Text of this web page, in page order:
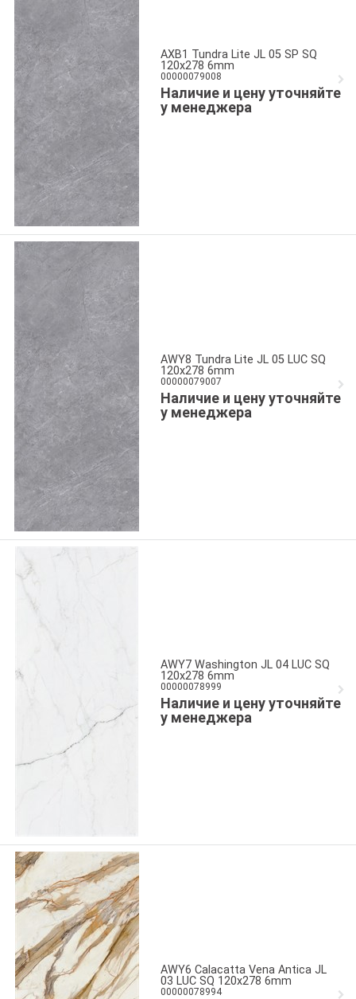
AXB1 Tundra Lite JL 05 SP SQ
120x278 6mm
00000079008
Наличие и цену уточняйте
у менеджера
AWY8 Tundra Lite JL 05 LUC SQ
120x278 6mm
00000079007
Наличие и цену уточняйте
у менеджера
AWY7 Washington JL 04 LUC SQ
120x278 6mm
00000078999
Наличие и цену уточняйте
у менеджера
AWY6 Calacatta Vena Antica JL
03 LUC SQ 120x278 6mm
00000078994